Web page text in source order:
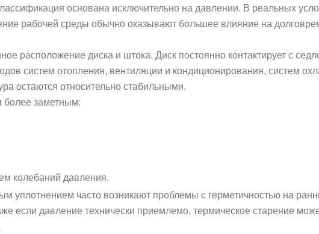
основана исключительно на давлении. В реальных
рабочей среды обычно оказывают большее влияние на
расположение диска и штока. Диск постоянно контактирует с
систем отопления, вентиляции и кондиционирования, систем
остаются относительно стабильными.
более заметным:
колебаний давления.
часто возникают проблемы с герметичностью на
если давление технически приемлемо, термическое старение